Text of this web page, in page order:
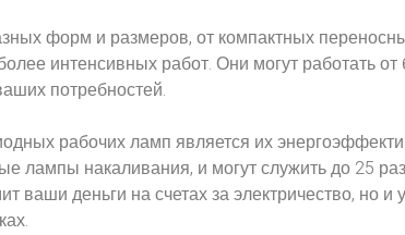
форм и размеров, от компактных
интенсивных работ. Они могут работать от
потребностей.
рабочих ламп является их
лампы накаливания, и могут служить до 25
ваши деньги на счетах за электричество, но и